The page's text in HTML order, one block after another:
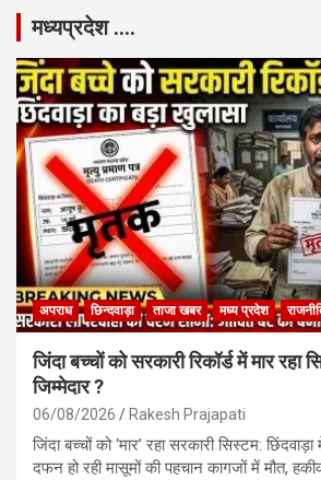
मध्यप्रदेश ….
अपराध छिन्दवाड़ा ताजा खबर मध्य प्रदेश
जिंदा बच्चों को सरकारी रिकॉर्ड में मार रहा
जिम्मेदार ?
06/08/2026 Rakesh Prajapati
जिंदा बच्चों को ‘मार’ रहा सरकारी सिस्टम:
दफन हो रही मासूमों की पहचान कागजों में मौत,